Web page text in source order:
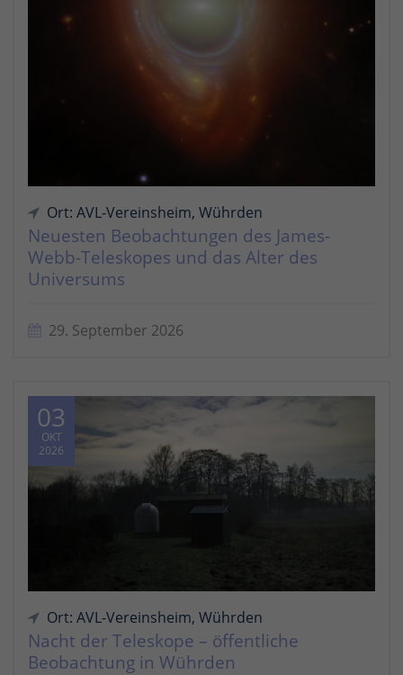
Ort: AVL-Vereinsheim, Wührden
Neuesten Beobachtungen des James-
Webb-Teleskopes und das Alter des
Universums
29. September 2026
03
OKT
2026
Ort: AVL-Vereinsheim, Wührden
Nacht der Teleskope – öffentliche
Beobachtung in Wührden